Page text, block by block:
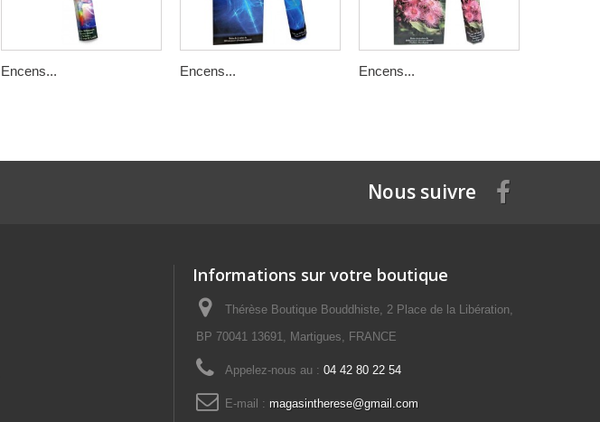
Encens... Encens... Encens...
Nous suivre
Informations sur votre boutique
Thérèse Boutique Bouddhiste, 2 Place de la Libération,
BP 70041 13691, Martigues, FRANCE
Appelez-nous au : 04 42 80 22 54
E-mail : magasintherese@gmail.com